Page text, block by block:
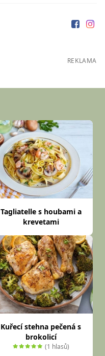
REKLAMA
Tagliatelle s houbami a
krevetami
Kuřecí stehna pečená s
brokolicí
(1 hlasů)